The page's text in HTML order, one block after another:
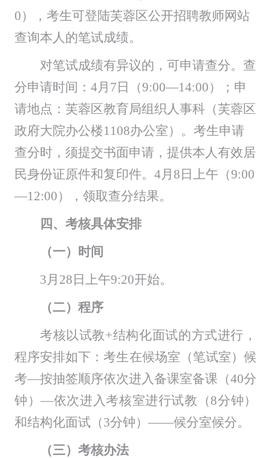
0），考生可登陆芙蓉区公开招聘教师网站
查询本人的笔试成绩。
对笔试成绩有异议的，可申请查分。查
分申请时间： 4 月 7 日（9:00—14:00）；申
请地点：芙蓉区教育局组织人事科（芙蓉区
政府大院办公楼1108办公室）。考生申请
查分时，须提交书面申请，提供本人有效居
民身份证原件和复印件。 4 月 8 日上午（9:00
—12:00），领取查分结果。
四、考核具体安排
（一）时间
3月28日上午9:20开始。
（二）程序
考核以试教+结构化面试的方式进行，
程序安排如下：考生在候场室 （笔试室）候
考—按抽签顺序依次进入备课室备课（40分
钟）—依次进入考核室进行试教（8分钟）
和结构化面试（3分钟） ——候分室候分。
（三）考核办法